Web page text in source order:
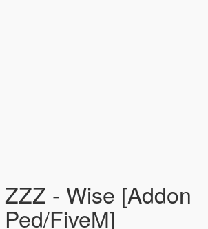
ZZZ - Wise [Addon
Ped/FiveM]